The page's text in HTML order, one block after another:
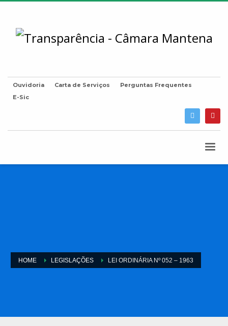
Ouvidoria Carta de Serviços
Perguntas Frequentes
E-Sic
HOME LEGISLAÇÕES LEI ORDINÁRIA Nº 052 – 1963